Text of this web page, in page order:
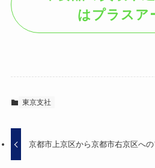
はプラスア
東京支社
京都市上京区から京都市右京区へ